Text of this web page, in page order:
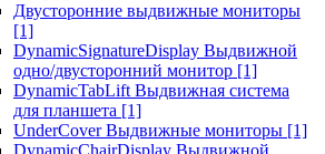
Двусторонние выдвижные мониторы
[1]
DynamicSignatureDisplay Выдвижной
одно/двусторонний монитор [1]
DynamicTabLift Выдвижная система
для планшета [1]
UnderCover Выдвижные мониторы [1]
DynamicChairDisplay Выдвижной